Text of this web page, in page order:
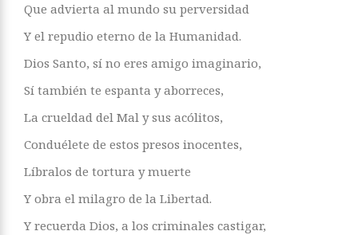
Que advierta al mundo su perversidad
Y el repudio eterno de la Humanidad.
Dios Santo, sí no eres amigo imaginario,
Sí también te espanta y aborreces,
La crueldad del Mal y sus acólitos,
Conduélete de estos presos inocentes,
Líbralos de tortura y muerte
Y obra el milagro de la Libertad.
Y recuerda Dios, a los criminales castigar,